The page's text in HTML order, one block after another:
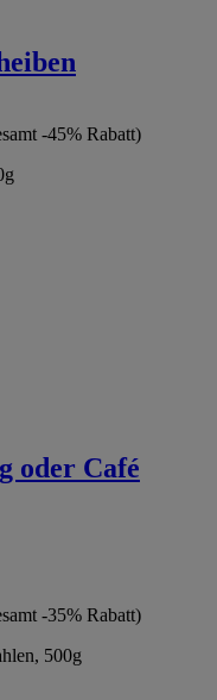
-45% Rabatt)
oder Café
-35% Rabatt)
500g